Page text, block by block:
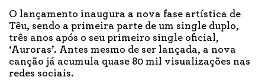
O lançamento inaugura a nova fase artística de
Têu, sendo a primeira parte de um single duplo,
três anos após o seu primeiro single oficial,
‘Auroras’. Antes mesmo de ser lançada, a nova
canção já acumula quase 80 mil visualizações nas
redes sociais.